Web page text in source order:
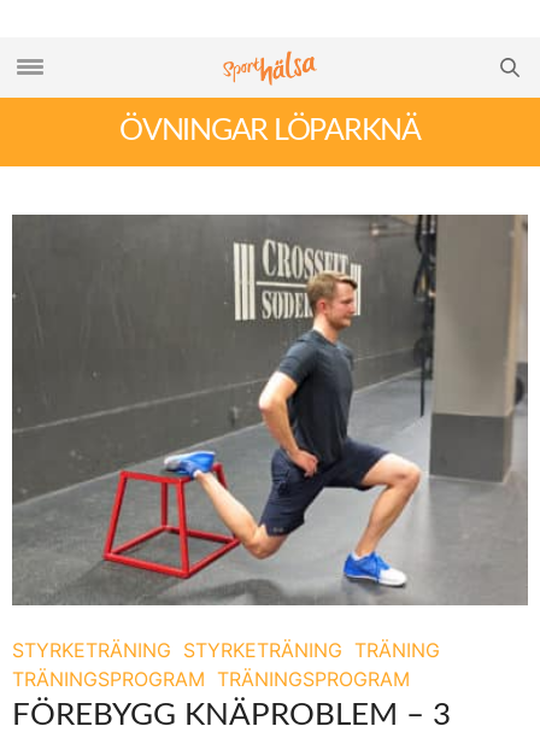
ÖVNINGAR LÖPARKNÄ
STYRKETRÄNING STYRKETRÄNING TRÄNING
TRÄNINGSPROGRAM TRÄNINGSPROGRAM
FÖREBYGG KNÄPROBLEM – 3